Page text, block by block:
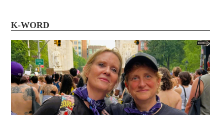
K-WORD